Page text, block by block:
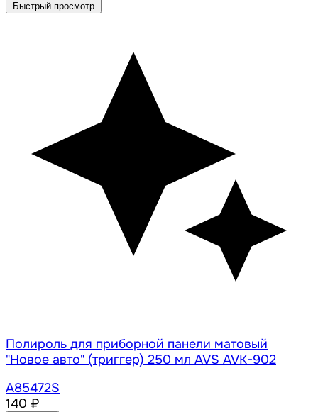
Быстрый просмотр
Полироль для приборной панели матовый
"Новое авто" (триггер) 250 мл AVS AVK-902
A85472S
140 ₽